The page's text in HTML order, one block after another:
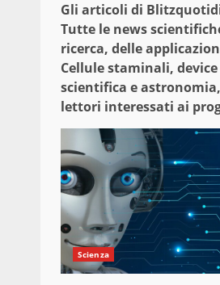
Gli articoli di
Tutte le news
ricerca, delle
Cellule staminali,
scientifica e
lettori interessati ai
Scienza